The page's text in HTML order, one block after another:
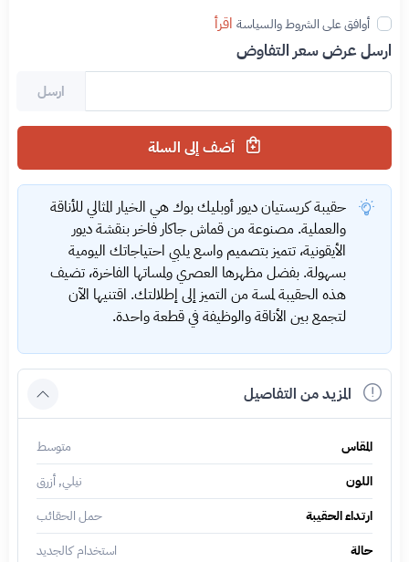
أوافق على الشروط والسياسة اقرأ
ارسل عرض سعر التفاوض
ارسل
حقيبة كريستيان ديور أوبليك بوك هي الخيار المثالي للأناقة
والعملية. مصنوعة من قماش جاكار فاخر بنقشة ديور
الأيقونية، تتميز بتصميم واسع يلبي احتياجاتك اليومية
بسهولة. بفضل مظهرها العصري ولمساتها الفاخرة، تضيف
هذه الحقيبة لمسة من التميز إلى إطلالتك. اقتنيها الآن
لتجمع بين الأناقة والوظيفة في قطعة واحدة.
المزيد من التفاصيل
المقاس
متوسط
اللون
نيلي, أزرق
ارتداء الحقيبة
حمل الحقائب
حالة
استخدام كالجديد